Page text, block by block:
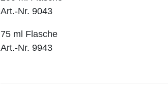
Art.-Nr. 9043
75 ml Flasche
Art.-Nr. 9943